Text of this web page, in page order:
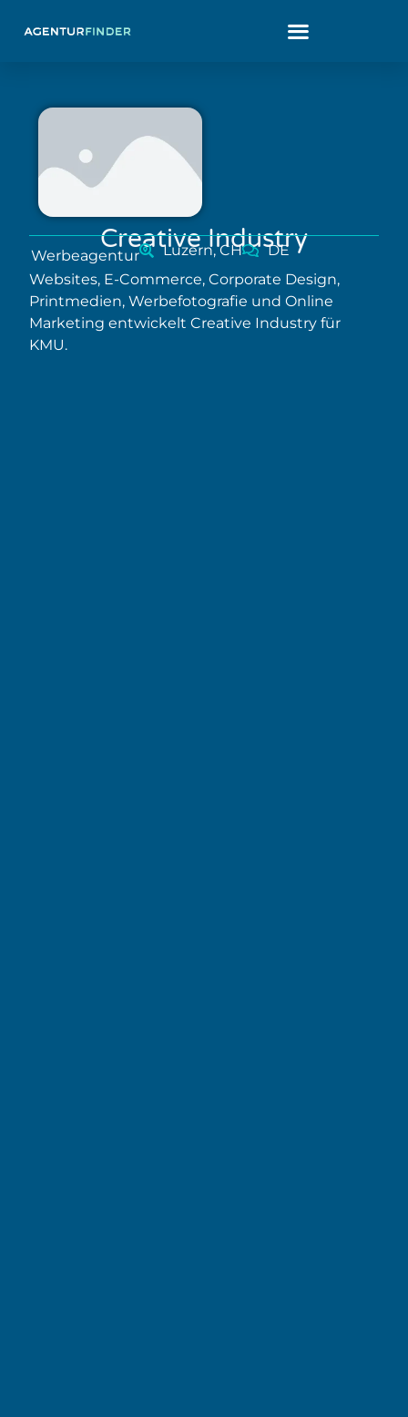
Creative Industry
Werbeagentur Luzern, CH
DE
Websites, E-Commerce, Corporate Design,
Printmedien, Werbefotografie und Online
Marketing entwickelt Creative Industry für
KMU.